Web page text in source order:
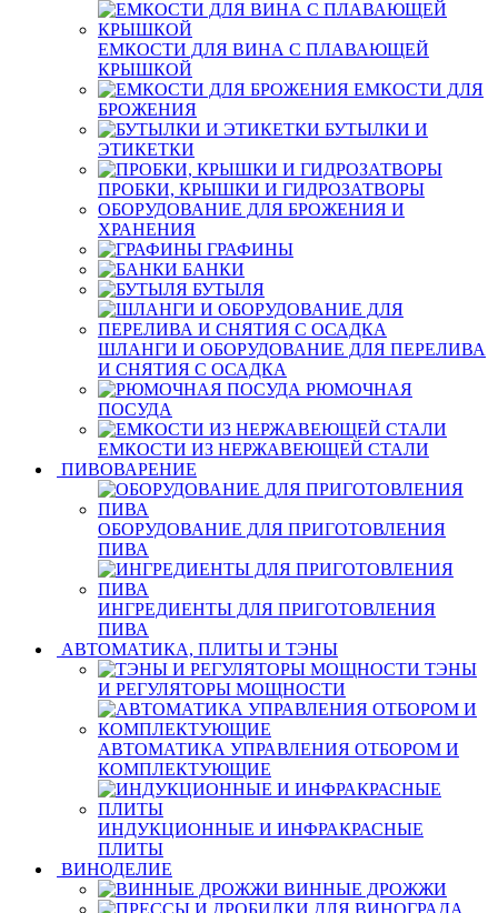
ЕМКОСТИ ДЛЯ ВИНА С ПЛАВАЮЩЕЙ
КРЫШКОЙ
ЕМКОСТИ ДЛЯ
БРОЖЕНИЯ
БУТЫЛКИ И
ЭТИКЕТКИ
ПРОБКИ, КРЫШКИ И ГИДРОЗАТВОРЫ
ОБОРУДОВАНИЕ ДЛЯ БРОЖЕНИЯ И
ХРАНЕНИЯ
ГРАФИНЫ
БАНКИ
БУТЫЛЯ
ШЛАНГИ И ОБОРУДОВАНИЕ ДЛЯ ПЕРЕЛИВА
И СНЯТИЯ С ОСАДКА
РЮМОЧНАЯ
ПОСУДА
ЕМКОСТИ ИЗ НЕРЖАВЕЮЩЕЙ СТАЛИ
ПИВОВАРЕНИЕ
ОБОРУДОВАНИЕ ДЛЯ ПРИГОТОВЛЕНИЯ
ПИВА
ИНГPЕДИЕНТЫ ДЛЯ ПРИГОТОВЛЕНИЯ
ПИВА
АВТОМАТИКА, ПЛИТЫ И ТЭНЫ
ТЭНЫ
И РЕГУЛЯТОРЫ МОЩНОСТИ
АВТОМАТИКА УПРАВЛЕНИЯ ОТБОРОМ И
КОМПЛЕКТУЮЩИЕ
ИНДУКЦИОННЫЕ И ИНФРАКРАСНЫЕ
ПЛИТЫ
ВИНОДЕЛИЕ
ВИННЫЕ ДРОЖЖИ